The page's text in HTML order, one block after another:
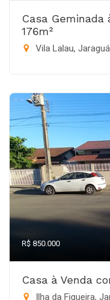
Casa Geminada
176m²
Vila Lalau,
R$ 850.000
Casa à Venda
Ilha da Figueira,